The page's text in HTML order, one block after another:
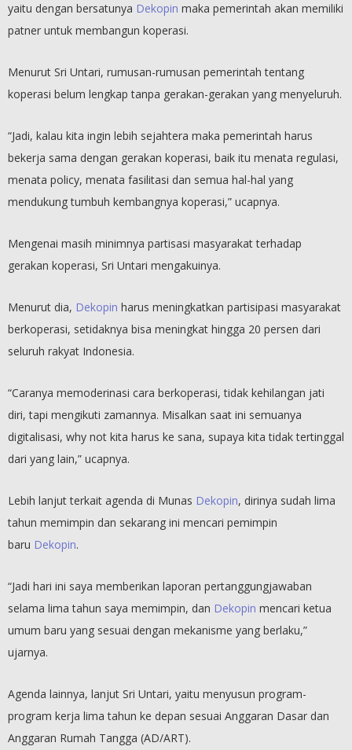
yaitu dengan bersatunya Dekopin maka pemerintah akan memiliki
patner untuk membangun koperasi.
Menurut Sri Untari, rumusan-rumusan pemerintah tentang
koperasi belum lengkap tanpa gerakan-gerakan yang menyeluruh.
“Jadi, kalau kita ingin lebih sejahtera maka pemerintah harus
bekerja sama dengan gerakan koperasi, baik itu menata regulasi,
menata policy, menata fasilitasi dan semua hal-hal yang
mendukung tumbuh kembangnya koperasi,” ucapnya.
Mengenai masih minimnya partisasi masyarakat terhadap
gerakan koperasi, Sri Untari mengakuinya.
Menurut dia, Dekopin harus meningkatkan partisipasi masyarakat
berkoperasi, setidaknya bisa meningkat hingga 20 persen dari
seluruh rakyat Indonesia.
“Caranya memoderinasi cara berkoperasi, tidak kehilangan jati
diri, tapi mengikuti zamannya. Misalkan saat ini semuanya
digitalisasi, why not kita harus ke sana, supaya kita tidak tertinggal
dari yang lain,” ucapnya.
Lebih lanjut terkait agenda di Munas Dekopin, dirinya sudah lima
tahun memimpin dan sekarang ini mencari pemimpin
baru Dekopin.
“Jadi hari ini saya memberikan laporan pertanggungjawaban
selama lima tahun saya memimpin, dan Dekopin mencari ketua
umum baru yang sesuai dengan mekanisme yang berlaku,”
ujarnya.
Agenda lainnya, lanjut Sri Untari, yaitu menyusun program-
program kerja lima tahun ke depan sesuai Anggaran Dasar dan
Anggaran Rumah Tangga (AD/ART).